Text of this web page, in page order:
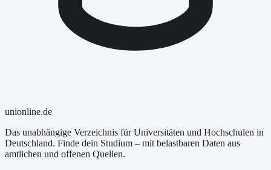
unionline.de
Das unabhängige Verzeichnis für Universitäten und Hochschulen in
Deutschland. Finde dein Studium – mit belastbaren Daten aus
amtlichen und offenen Quellen.